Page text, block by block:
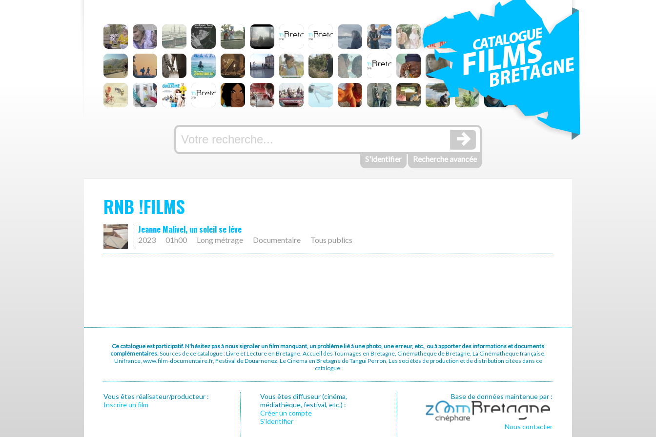
S'identifier Recherche avancée
RNB !FILMS
Jeanne Malivel, un soleil se léve
2023 01h00 Long métrage Documentaire Tous publics
Ce catalogue est participatif. N'hésitez pas à nous signaler un film manquant, un problème lié à une photo, une erreur, etc., ou à apporter des informations et documents
complémentaires.Sources de ce catalogue : Livre et Lecture en Bretagne, Accueil des Tournages en Bretagne, Cinémathèque de Bretagne, La Cinémathèque française,
Unifrance, www.film-documentaire.fr, Festival de Douarnenez, Le Cinéma en Bretagne de Tangui Perron, Les sociétés de production et de distribution citées dans ce
catalogue.
Vous êtes réalisateur/producteur :
Inscrire un film
Vous êtes diffuseur (cinéma,
médiathèque, festival, etc.) :
Créer un compte
S’identifier
Base de données maintenue par :
Nous contacter